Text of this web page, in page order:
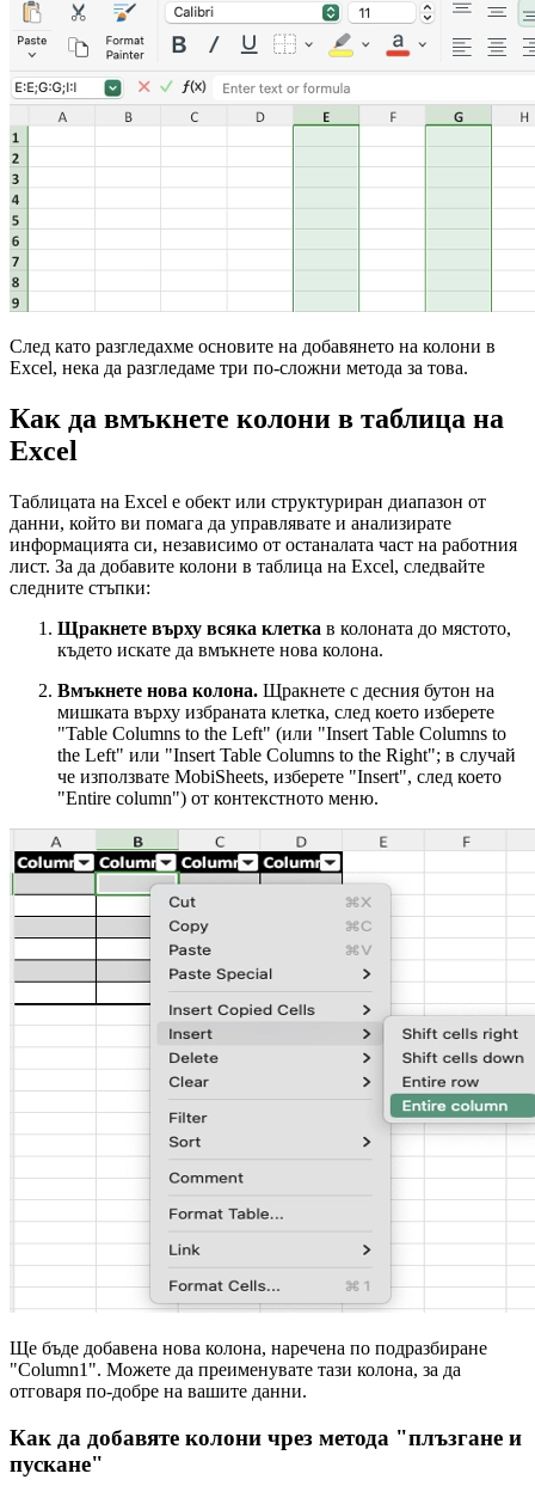
След като разгледахме основите на добавянето на колони в
Excel, нека да разгледаме три по-сложни метода за това.
Как да вмъкнете колони в таблица на
Excel
Таблицата на Excel е обект или структуриран диапазон от
данни, който ви помага да управлявате и анализирате
информацията си, независимо от останалата част на работния
лист. За да добавите колони в таблица на Excel, следвайте
следните стъпки:
Щракнете върху всяка клетка в колоната до мястото,
където искате да вмъкнете нова колона.
Вмъкнете нова колона. Щракнете с десния бутон на
мишката върху избраната клетка, след което изберете
"Table Columns to the Left" (или "Insert Table Columns to
the Left" или "Insert Table Columns to the Right"; в случай
че използвате MobiSheets, изберете "Insert", след което
"Entire column") от контекстното меню.
Ще бъде добавена нова колона, наречена по подразбиране
"Column1". Можете да преименувате тази колона, за да
отговаря по-добре на вашите данни.
Как да добавяте колони чрез метода "плъзгане и
пускане"